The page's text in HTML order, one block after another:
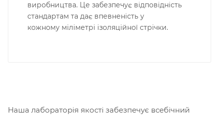
виробництва. Це забезпечує відповідність
стандартам та дає впевненість у
кожному міліметрі ізоляційної стрічки.
Наша лабораторія якості забезпечує всебічний